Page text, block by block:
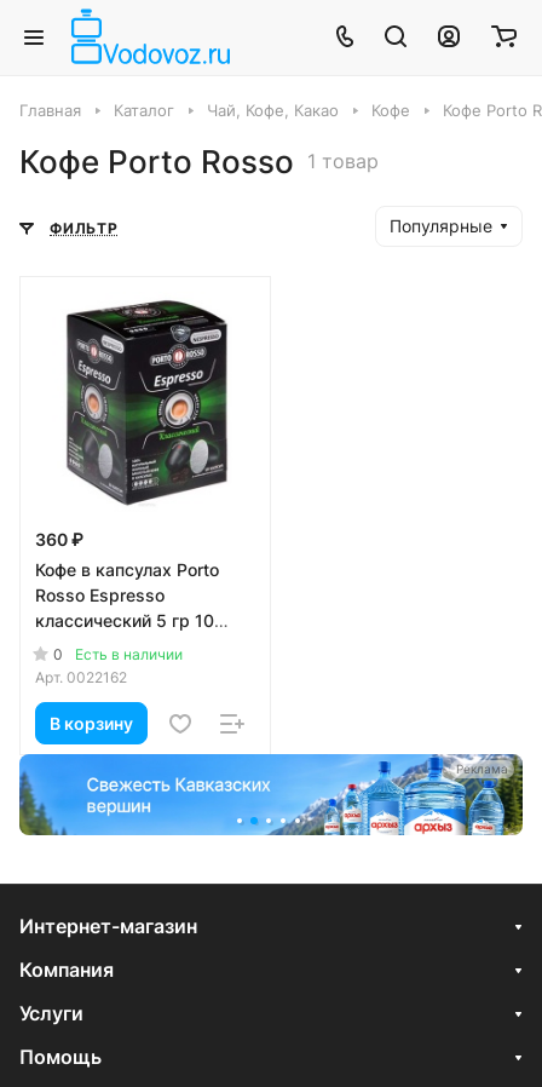
Главная Каталог Чай, Кофе, Какао Кофе Кофе Porto
Кофе Porto Rosso 1 товар
ФИЛЬТР Популярные
360 ₽
Кофе в капсулах Porto
Rosso Espresso
классический 5 гр 10
капсул
0
Есть в наличии
Арт. 0022162
В корзину
Реклама
Интернет-магазин
Компания
Услуги
Помощь